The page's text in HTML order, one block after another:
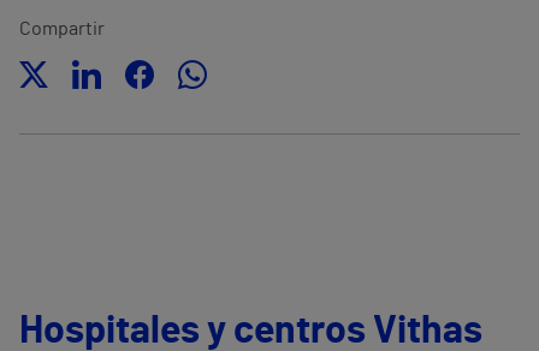
Compartir
Hospitales y centros Vithas